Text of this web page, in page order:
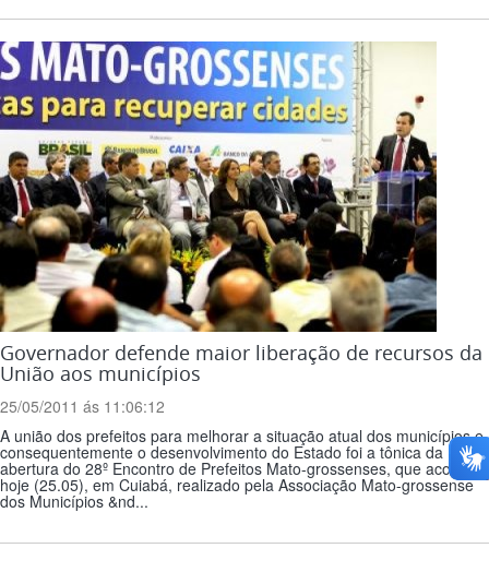
Governador defende maior liberação de recursos da
União aos municípios
25/05/2011 ás 11:06:12
A união dos prefeitos para melhorar a situação atual dos municípios e
consequentemente o desenvolvimento do Estado foi a tônica da
abertura do 28º Encontro de Prefeitos Mato-grossenses, que acontece
hoje (25.05), em Cuiabá, realizado pela Associação Mato-grossense
dos Municípios &nd...